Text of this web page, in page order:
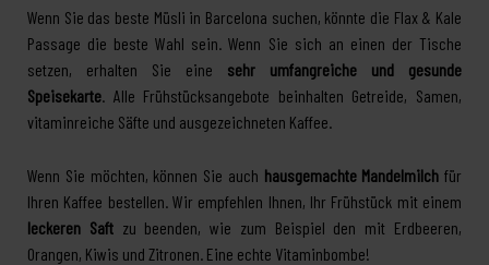
Wenn Sie das beste Müsli in Barcelona suchen, könnte die Flax & Kale
Passage die beste Wahl sein. Wenn Sie sich an einen der Tische
setzen, erhalten Sie eine sehr umfangreiche und gesunde
Speisekarte. Alle Frühstücksangebote beinhalten Getreide, Samen,
vitaminreiche Säfte und ausgezeichneten Kaffee.
Wenn Sie möchten, können Sie auch hausgemachte Mandelmilch für
Ihren Kaffee bestellen. Wir empfehlen Ihnen, Ihr Frühstück mit einem
leckeren Saft zu beenden, wie zum Beispiel den mit Erdbeeren,
Orangen, Kiwis und Zitronen. Eine echte Vitaminbombe!